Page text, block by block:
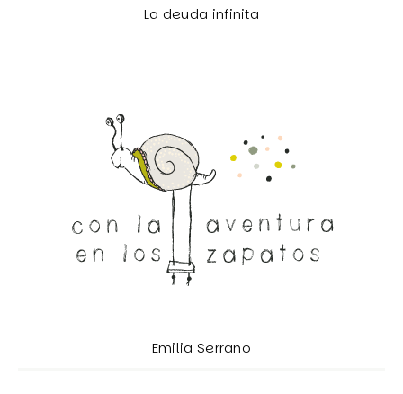
La deuda infinita
Emilia Serrano